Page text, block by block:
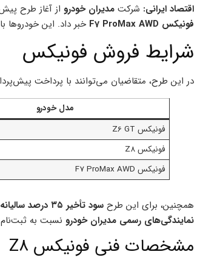
اقتصاد ایرانی: شرکت مدیران خودرو از آغاز طرح
فونیکس F7 ProMax AWD
خبر داد. این خودروها با
شرایط فروش فونیکس
در این طرح، متقاضیان می‌توانند با پرداخت
مدل خودرو
فونیکس Z6 GT
فونیکس Z8
فونیکس F7 ProMax AWD
همچنین، برای این طرح سود تأخیر ۳۵ درصد سالیانه
نمایندگی‌های رسمی مدیران خودرو نسبت به ثبت‌نام
مشخصات فنی فونیکس Z8